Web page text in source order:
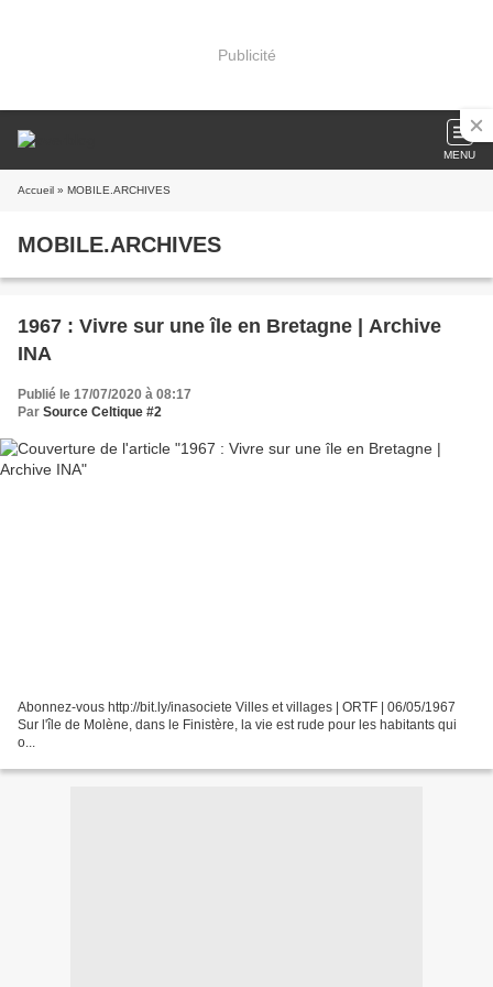
Publicité
MENU
Accueil » MOBILE.ARCHIVES
MOBILE.ARCHIVES
1967 : Vivre sur une île en Bretagne | Archive
INA
Publié le 17/07/2020 à 08:17
Par Source Celtique #2
Abonnez-vous http://bit.ly/inasociete Villes et villages | ORTF | 06/05/1967
Sur l'île de Molène, dans le Finistère, la vie est rude pour les habitants qui
o...